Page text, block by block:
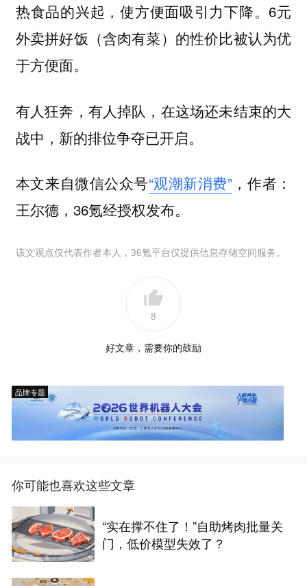
热食品的兴起，使方便面吸引力下降。6元
外卖拼好饭（含肉有菜）的性价比被认为优
于方便面。
有人狂奔，有人掉队，在这场还未结束的大
战中，新的排位争夺已开启。
本文来自微信公众号“观潮新消费”，作者：
王尔德，36氪经授权发布。
该文观点仅代表作者本人，36氪平台仅提供信息存储空间服务。
8
好文章，需要你的鼓励
品牌专题
你可能也喜欢这些文章
“实在撑不住了！”自助烤肉批量关
门，低价模型失效了？